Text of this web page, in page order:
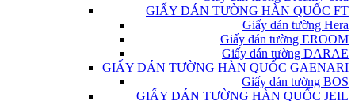
GIẤY DÁN TƯỜNG HÀN QUỐC FT
Giấy dán tường Hera
Giấy dán tường EROOM
Giấy dán tường DARAE
GIẤY DÁN TƯỜNG HÀN QUỐC GAENARI
Giấy dán tường BOS
GIẤY DÁN TƯỜNG HÀN QUỐC JEIL